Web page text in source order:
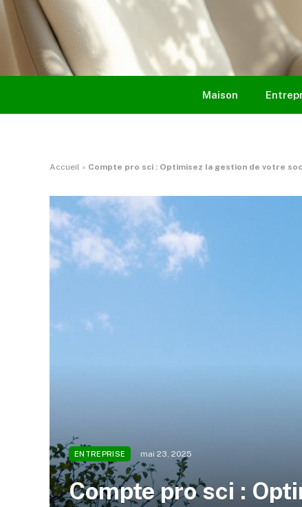
Maison
Accueil » Compte pro sci : Optimisez la gestion de votre
ENTREPRISE mai 23, 2025
Compte pro sci :